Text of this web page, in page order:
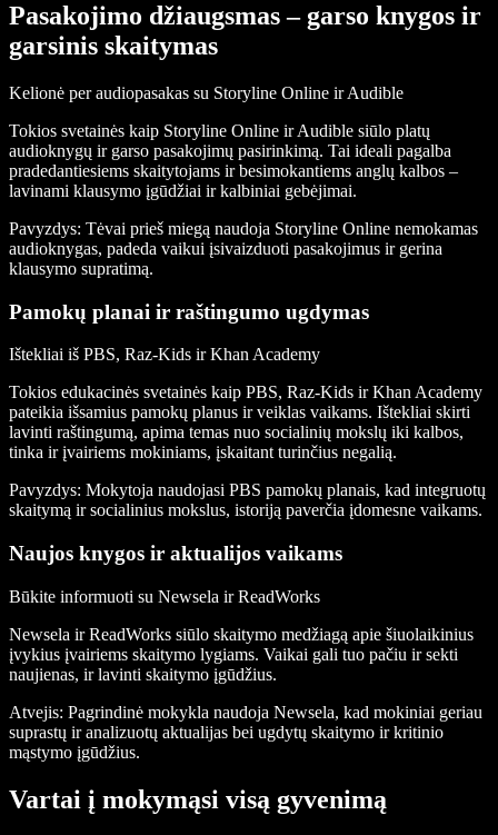
Pasakojimo džiaugsmas – garso knygos ir
garsinis skaitymas
Kelionė per audiopasakas su Storyline Online ir Audible
Tokios svetainės kaip Storyline Online ir Audible siūlo platų
audioknygų ir garso pasakojimų pasirinkimą. Tai ideali pagalba
pradedantiesiems skaitytojams ir besimokantiems anglų kalbos –
lavinami klausymo įgūdžiai ir kalbiniai gebėjimai.
Pavyzdys: Tėvai prieš miegą naudoja Storyline Online nemokamas
audioknygas, padeda vaikui įsivaizduoti pasakojimus ir gerina
klausymo supratimą.
Pamokų planai ir raštingumo ugdymas
Ištekliai iš PBS, Raz-Kids ir Khan Academy
Tokios edukacinės svetainės kaip PBS, Raz-Kids ir Khan Academy
pateikia išsamius pamokų planus ir veiklas vaikams. Ištekliai skirti
lavinti raštingumą, apima temas nuo socialinių mokslų iki kalbos,
tinka ir įvairiems mokiniams, įskaitant turinčius negalią.
Pavyzdys: Mokytoja naudojasi PBS pamokų planais, kad integruotų
skaitymą ir socialinius mokslus, istoriją paverčia įdomesne vaikams.
Naujos knygos ir aktualijos vaikams
Būkite informuoti su Newsela ir ReadWorks
Newsela ir ReadWorks siūlo skaitymo medžiagą apie šiuolaikinius
įvykius įvairiems skaitymo lygiams. Vaikai gali tuo pačiu ir sekti
naujienas, ir lavinti skaitymo įgūdžius.
Atvejis: Pagrindinė mokykla naudoja Newsela, kad mokiniai geriau
suprastų ir analizuotų aktualijas bei ugdytų skaitymo ir kritinio
mąstymo įgūdžius.
Vartai į mokymąsi visą gyvenimą